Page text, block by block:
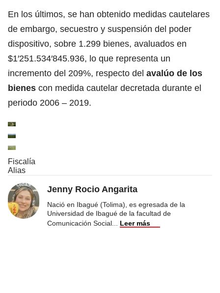
En los últimos, se han obtenido medidas cautelares
de embargo, secuestro y suspensión del poder
dispositivo, sobre 1.299 bienes, avaluados en
$1′251.534′845.936, lo que representa un
incremento del 209%, respecto del avalúo de los
bienes con medida cautelar decretada durante el
periodo 2006 – 2019.
Fiscalía
Alias
Jenny Rocio Angarita
Nació en Ibagué (Tolima), es egresada de la
Universidad de Ibagué de la facultad de
Comunicación Social
Leer más